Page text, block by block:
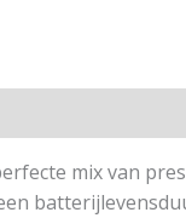
perfecte mix